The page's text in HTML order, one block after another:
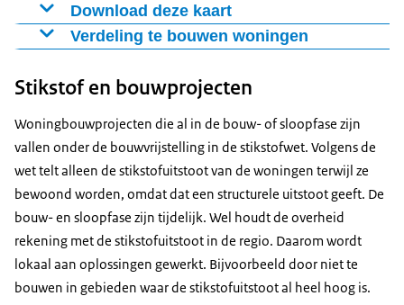
Provincie
Aantal woningen
Groningen
28.509
Drenthe
13.864
Flevoland
39.743
Gelderland
104.000
Utrecht
84.445
Noord-Holland 183.600
Zuid-Holland 247.896
Zeeland
16.500
Noord-Brabant131.095
Download deze kaart
Figuur als PNG
Verdeling te bouwen woningen
woningen per provincie.
Stikstof en bouwprojecten
Woningbouwprojecten die al in de bouw- of sloopfase zijn
vallen onder de bouwvrijstelling in de stikstofwet. Volgens de
wet telt alleen de stikstofuitstoot van de woningen terwijl ze
bewoond worden, omdat dat een structurele uitstoot geeft. De
bouw- en sloopfase zijn tijdelijk. Wel houdt de overheid
rekening met de stikstofuitstoot in de regio. Daarom wordt
lokaal aan oplossingen gewerkt. Bijvoorbeeld door niet te
bouwen in gebieden waar de stikstofuitstoot al heel hoog is.